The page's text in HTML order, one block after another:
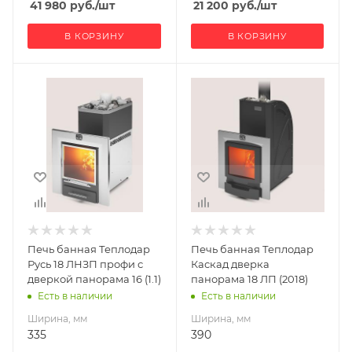
41 980 руб./шт
В КОРЗИНУ
21 200 руб./шт
В КОРЗИНУ
Высота, мм
807
Материал
Нержавеющая
сталь
Вид топлива
Дрова
Диаметр дымохода,
мм
Печь банная Теплодар
Русь 18 ЛНЗП профи с
дверкой панорама 16 (1.1)
Есть в наличии
Ширина, мм
335
Высота, мм
920
Материал
Нержавеющая
сталь
Вид топлива
Дрова
Диаметр дымохода,
мм
Печь банная Теплодар
Каскад дверка
панорама 18 ЛП (2018)
Есть в наличии
Ширина, мм
390